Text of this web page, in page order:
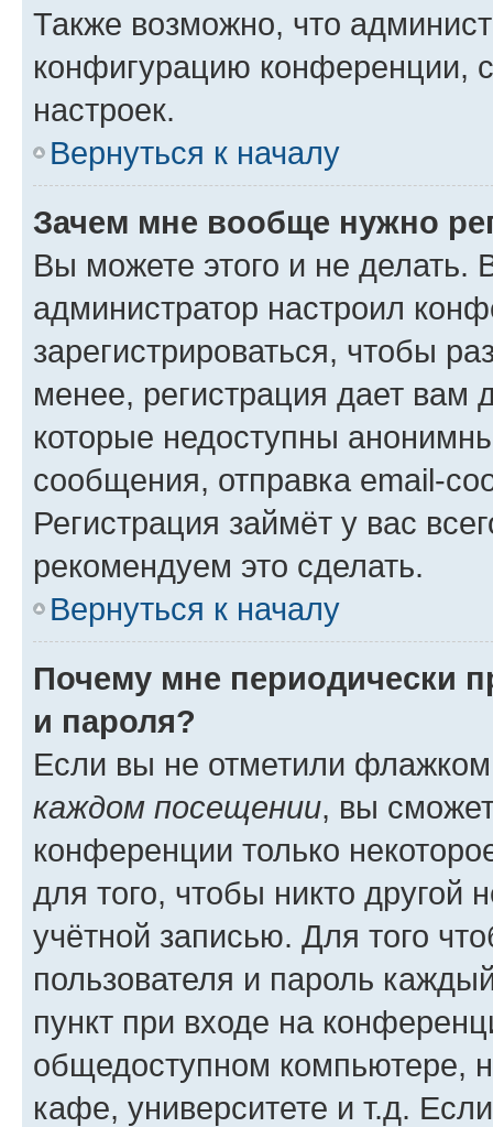
Также возможно, что
конфигурацию конференции,
настроек.
Вернуться к началу
Зачем мне вообще нужно
Вы можете этого и не делать.
администратор настроил
зарегистрироваться, чтобы
менее, регистрация дает вам
которые недоступны
сообщения, отправка email-
Регистрация займёт у вас
рекомендуем это сделать.
Вернуться к началу
Почему мне периодически
и пароля?
Если вы не отметили
каждом посещении, вы
конференции только
для того, чтобы никто другой
учётной записью. Для того
пользователя и пароль
пункт при входе на
общедоступном компьютере,
кафе, университете и т.д.